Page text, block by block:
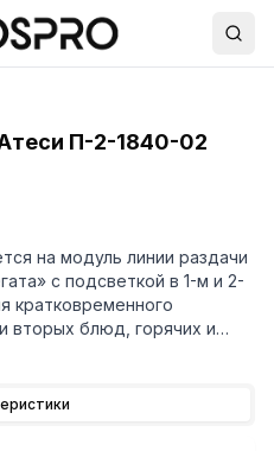
П-2-1840-02
с подсветкой в 1-м и 2-
кратковременного
вторых блюд, горячих и
кондитерских изделий,